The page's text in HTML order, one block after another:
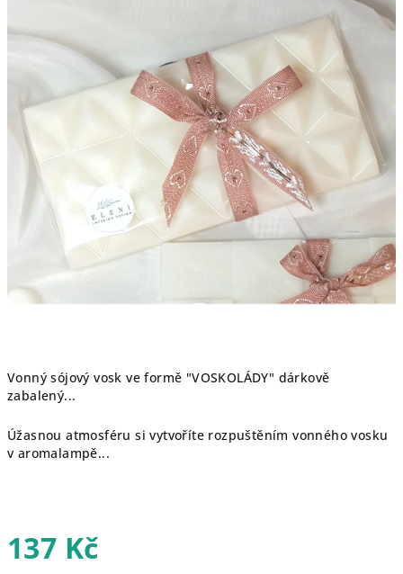
Vonný sójový vosk ve formě "VOSKOLÁDY" dárkově
zabalený...
Úžasnou atmosféru si vytvoříte rozpuštěním vonného vosku
v aromalampě...
137 Kč